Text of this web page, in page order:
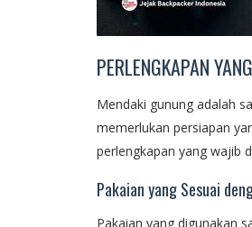
PERLENGKAPAN
Mendaki gunung adalah
memerlukan persiapan
perlengkapan yang wajib
Pakaian yang Sesuai
Pakaian yang digunakan